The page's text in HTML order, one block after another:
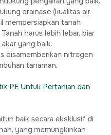
drainase (kualitas air
mempersiapkan tanah
harus lebih lebar, biar
yang baik.
bisamemberikan nitrogen
tanaman.
PE Untuk Pertanian dan
baik secara eksklusif di
yang memungkinkan